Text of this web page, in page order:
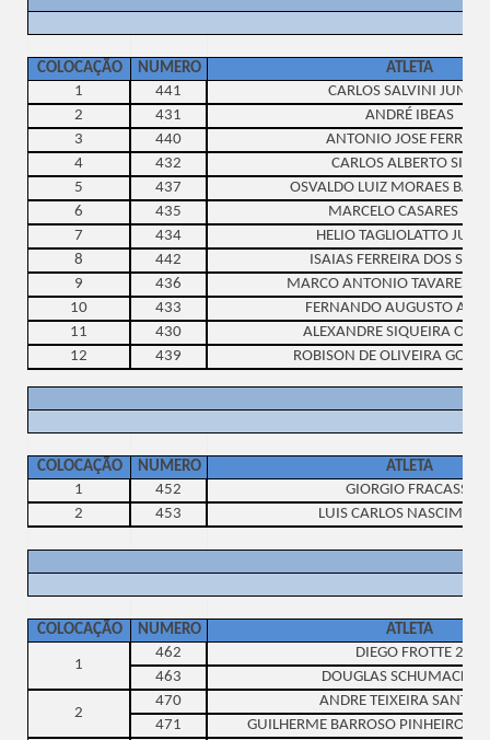
COLOCAÇÃO NUMERO
ATLETA
1
441
CARLOS SALVINI JUNIOR
2
431
ANDRÉ IBEAS
3
440
ANTONIO JOSE
4
432
CARLOS ALBERTO SILVA
5
437
OSVALDO LUIZ MORAES
6
435
MARCELO CASARES REIS
7
434
HELIO TAGLIOLATTO
8
442
ISAIAS FERREIRA DOS
9
436
MARCO ANTONIO TAVARES
10
433
FERNANDO AUGUSTO
11
430
ALEXANDRE SIQUEIRA
12
439 ROBISON DE OLIVEIRA
COLOCAÇÃO NUMERO
ATLETA
1
452
GIORGIO FRACASSI
2
453 LUIS CARLOS
COLOCAÇÃO NUMERO ATLETA
1
462
DIEGO FROTTE 2
463
DOUGLAS SCHUMACKER
2
470
ANDRE TEIXEIRA
471
GUILHERME BARROSO PINHEIRO